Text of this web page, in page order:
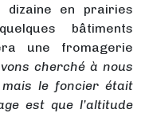
en prairies
bâtiments
une fromagerie
cherché à nous
le foncier était
est que l’altitude